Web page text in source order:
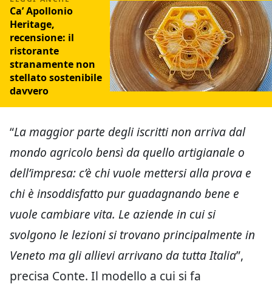
Ca’ Apollonio
Heritage,
recensione: il
ristorante
stranamente non
stellato sostenibile
davvero
“La maggior parte degli iscritti non arriva dal
mondo agricolo bensì da quello artigianale o
dell’impresa: c’è chi vuole mettersi alla prova e
chi è insoddisfatto pur guadagnando bene e
vuole cambiare vita. Le aziende in cui si
svolgono le lezioni si trovano principalmente in
Veneto ma gli allievi arrivano da tutta Italia”,
precisa Conte. Il modello a cui si fa